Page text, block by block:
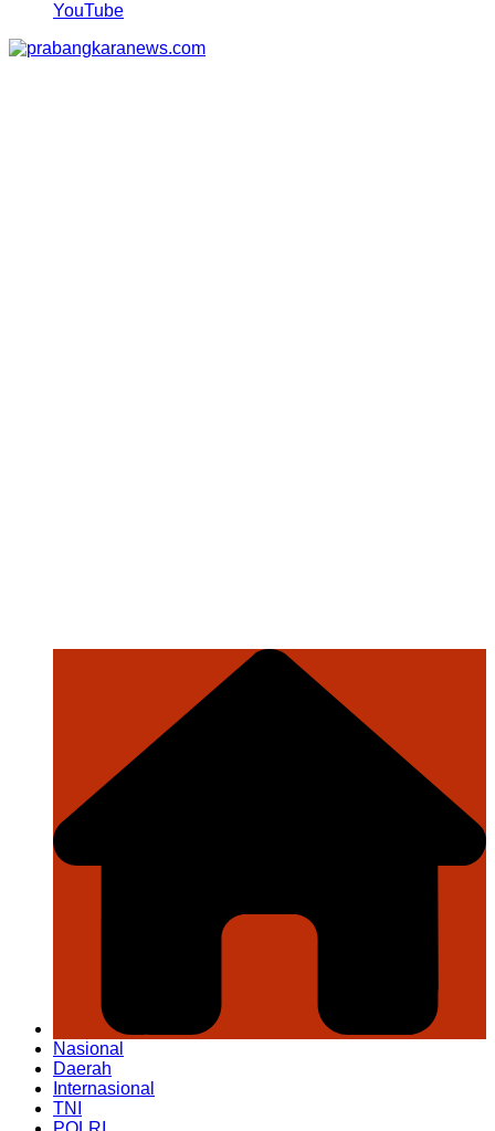
YouTube
Nasional
Daerah
Internasional
TNI